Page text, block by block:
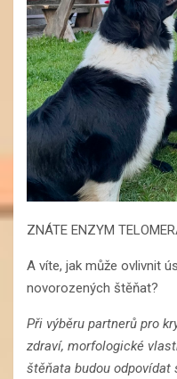
ZNÁTE ENZYM
A víte, jak může ovlivnit
novorozených štěňat?
Při výběru partnerů pro
zdraví, morfologické
štěňata budou